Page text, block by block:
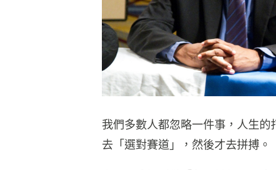
我們多數人都忽略一件事，人生
去「選對賽道」，然後才去拼搏。